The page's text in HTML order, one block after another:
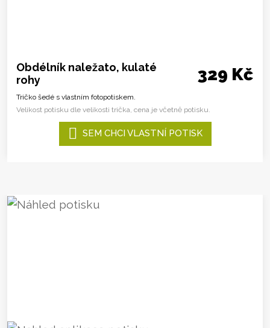
Obdélník naležato, kulaté
rohy
329 Kč
Tričko šedé s vlastním fotopotiskem.
Velikost potisku dle velikosti trička, cena je včetně potisku.
SEM CHCI VLASTNÍ POTISK